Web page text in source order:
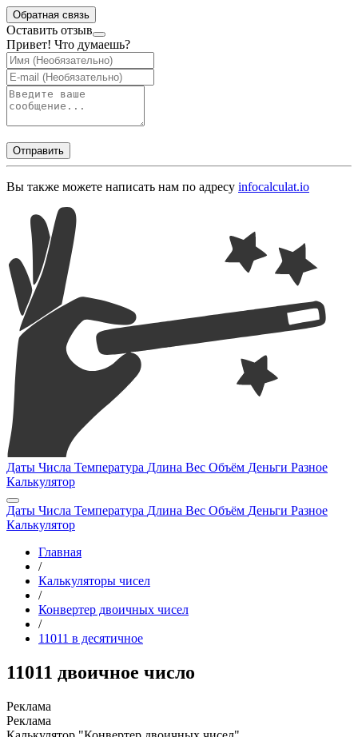
Обратная связь
Оставить отзыв
Привет! Что думаешь?
Отправить
Вы также можете написать нам по адресу infocalculat.io
Даты Числа Температура Длина Вес Объём Деньги Разное
Калькулятор
Даты Числа Температура Длина Вес Объём Деньги Разное
Калькулятор
Главная
/
Калькуляторы чисел
/
Конвертер двоичных чисел
/
11011 в десятичное
11011 двоичное число